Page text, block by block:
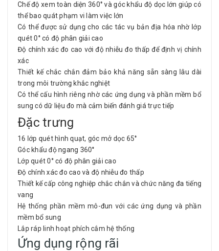
Chế độ xem toàn diện 360° và góc khẩu độ dọc lớn giúp có
thể bao quát phạm vi làm việc lớn
Có thể được sử dụng cho các tác vụ bản địa hóa nhờ lớp
quét 0° có độ phân giải cao
Độ chính xác đo cao với độ nhiễu đo thấp để định vị chính
xác
Thiết kế chắc chắn đảm bảo khả năng sẵn sàng lâu dài
trong môi trường khắc nghiệt
Có thể cấu hình riêng nhờ các ứng dụng và phần mềm bổ
sung có dữ liệu đo mà cảm biến đánh giá trực tiếp
Đặc trưng
16 lớp quét hình quạt, góc mở dọc 65°
Góc khẩu độ ngang 360°
Lớp quét 0° có độ phân giải cao
Độ chính xác đo cao và độ nhiễu đo thấp
Thiết kế cấp công nghiệp chắc chắn và chức năng đa tiếng
vang
Hệ thống phần mềm mô-đun với các ứng dụng và phần
mềm bổ sung
Lắp ráp linh hoạt phích cắm hệ thống
Ứng dụng rộng rãi